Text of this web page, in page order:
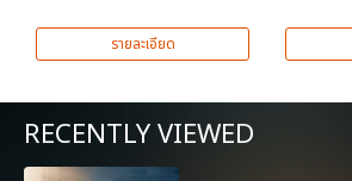
รายละเอียด
RECENTLY VIEWED